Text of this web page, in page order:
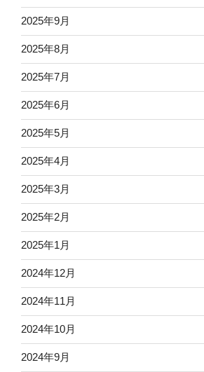
2025年9月
2025年8月
2025年7月
2025年6月
2025年5月
2025年4月
2025年3月
2025年2月
2025年1月
2024年12月
2024年11月
2024年10月
2024年9月